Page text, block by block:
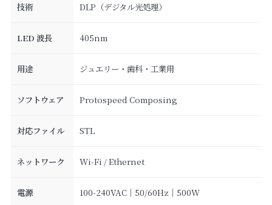
技術 DLP（デジタル光処理）
LED 波長 405nm
用途 ジュエリー・歯科・工業用
ソフトウェア Protospeed Composing
対応ファイル STL
ネットワーク Wi-Fi / Ethernet
電源 100-240VAC｜50/60Hz｜500W